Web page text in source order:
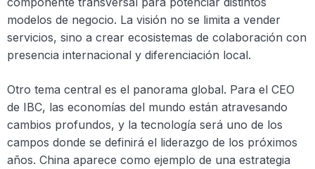
modelos de negocio. La visión no se limita a vender
servicios, sino a crear ecosistemas de colaboración con
presencia internacional y diferenciación local.
Otro tema central es el panorama global. Para el CEO
de IBC, las economías del mundo están atravesando
cambios profundos, y la tecnología será uno de los
campos donde se definirá el liderazgo de los próximos
años. China aparece como ejemplo de una estrategia